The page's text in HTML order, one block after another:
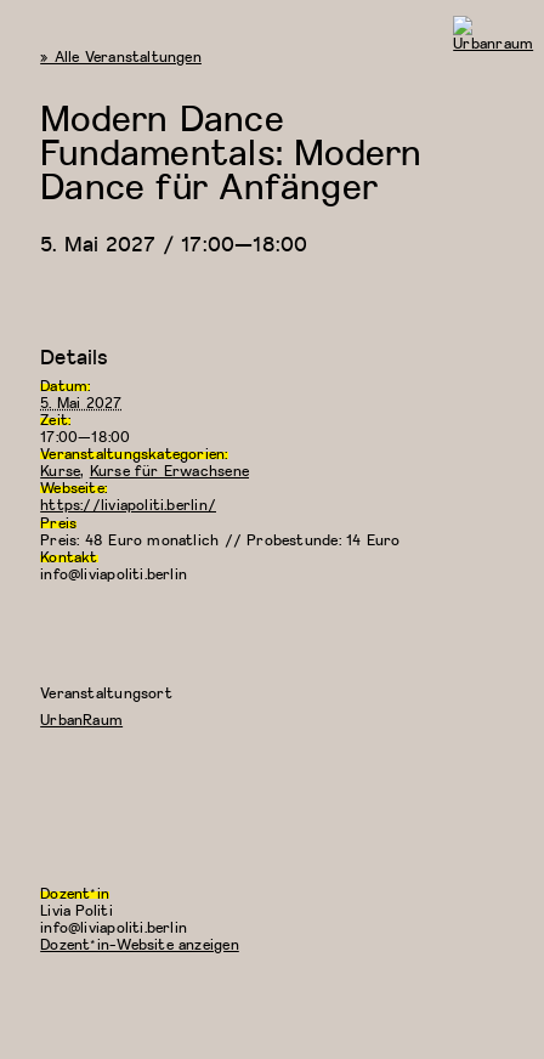
« Alle Veranstaltungen
Modern Dance
Fundamentals: Modern
Dance für Anfänger
5. Mai 2027 / 17:00—18:00
Details
Datum:
5. Mai 2027
Zeit:
17:00—18:00
Veranstaltungskategorien:
Kurse, Kurse für Erwachsene
Webseite:
https://liviapoliti.berlin/
Veranstaltungsort
UrbanRaum
Dozent*in
Livia Politi
E-
Mail:
info@liviapoliti.berlin
Dozent*in-Website anzeigen
Preis
Preis: 48 Euro monatlich // Probestunde: 14 Euro
Kontakt
info@liviapoliti.berlin